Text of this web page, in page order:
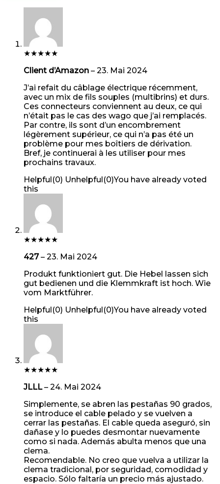
★★★★★
Client d’Amazon – 23. Mai 2024
J’ai refait du câblage électrique récemment,
avec un mix de fils souples (multibrins) et durs.
Ces connecteurs conviennent au deux, ce qui
n’était pas le cas des wago que j’ai remplacés.
Par contre, ils sont d’un encombrement
légèrement supérieur, ce qui n’a pas été un
problème pour mes boîtiers de dérivation.
Bref, je continuerai à les utiliser pour mes
prochains travaux.
Helpful(0) Unhelpful(0)You have already voted
this
★★★★★
427– 23. Mai 2024
Produkt funktioniert gut. Die Hebel lassen sich
gut bedienen und die Klemmkraft ist hoch. Wie
vom Marktführer.
Helpful(0) Unhelpful(0)You have already voted
this
★★★★★
JLLL– 24. Mai 2024
Simplemente, se abren las pestañas 90 grados,
se introduce el cable pelado y se vuelven a
cerrar las pestañas. El cable queda aseguró, sin
dañase y lo puedes desmontar nuevamente
como si nada. Además abulta menos que una
clema.
Recomendable. No creo que vuelva a utilizar la
clema tradicional, por seguridad, comodidad y
espacio. Sólo faltaría un precio más ajustado.